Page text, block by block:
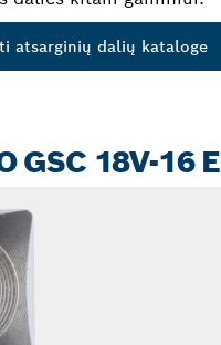
atsarginių dalių kataloge
GSC 18V-16 E